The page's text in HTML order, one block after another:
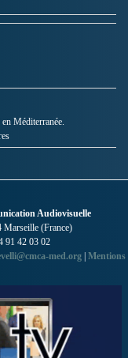
Méditerranée.
Audiovisuelle
Marseille (France)
91 42 03 02
med.org | Mentions